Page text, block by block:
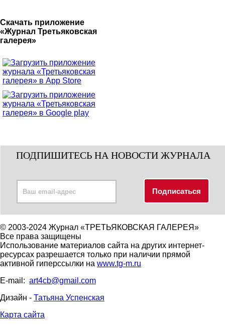
Скачать приложение
«Журнал Третьяковская
галерея»
ПОДПИШИТЕСЬ НА НОВОСТИ ЖУРНАЛА
© 2003-2024 Журнал «ТРЕТЬЯКОВСКАЯ ГАЛЕРЕЯ»
Все права защищены
Использование материалов сайта на других интернет-
ресурсах разрешается только при наличии прямой
активной гиперссылки на www.tg-m.ru
E-mail: art4cb@gmail.com
Дизайн - Татьяна Успенская
Карта сайта